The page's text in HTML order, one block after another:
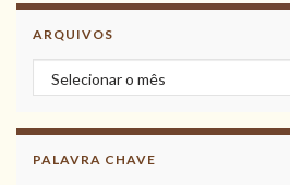
ARQUIVOS
Arquivos
PALAVRA CHAVE